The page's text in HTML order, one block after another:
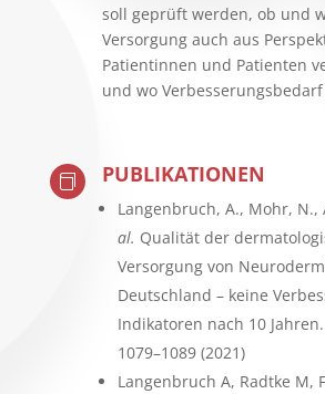
soll geprüft werden, ob und
Versorgung auch aus
Patientinnen und Patienten
und wo
 PUBLIKATIONEN
Langenbruch, A., Mohr, N.,
al. Qualität der
Versorgung von
Deutschland – keine
Indikatoren nach 10 Jahren.
1079–1089 (2021)
Langenbruch A, Radtke M,